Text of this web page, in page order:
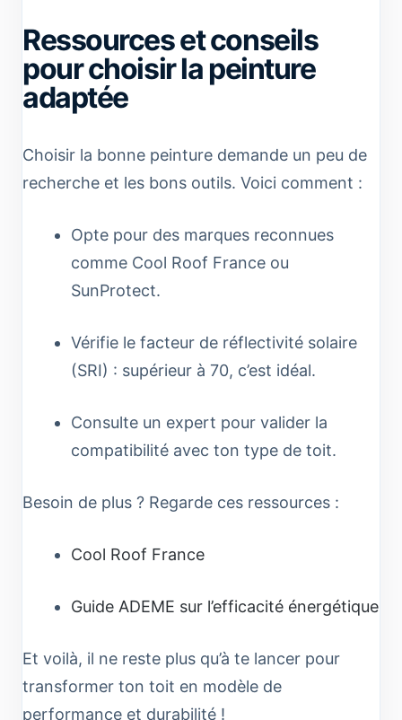
Ressources et conseils
pour choisir la peinture
adaptée
Choisir la bonne peinture demande un peu de
recherche et les bons outils. Voici comment :
Opte pour des marques reconnues
comme Cool Roof France ou
SunProtect.
Vérifie le facteur de réflectivité solaire
(SRI) : supérieur à 70, c’est idéal.
Consulte un expert pour valider la
compatibilité avec ton type de toit.
Besoin de plus ? Regarde ces ressources :
Cool Roof France
Guide ADEME sur l’efficacité énergétique
Et voilà, il ne reste plus qu’à te lancer pour
transformer ton toit en modèle de
performance et durabilité !